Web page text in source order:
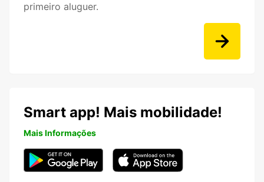
primeiro aluguer.
Smart app! Mais mobilidade!
Mais Informações